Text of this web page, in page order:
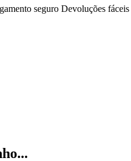
seguro Devoluções fáceis